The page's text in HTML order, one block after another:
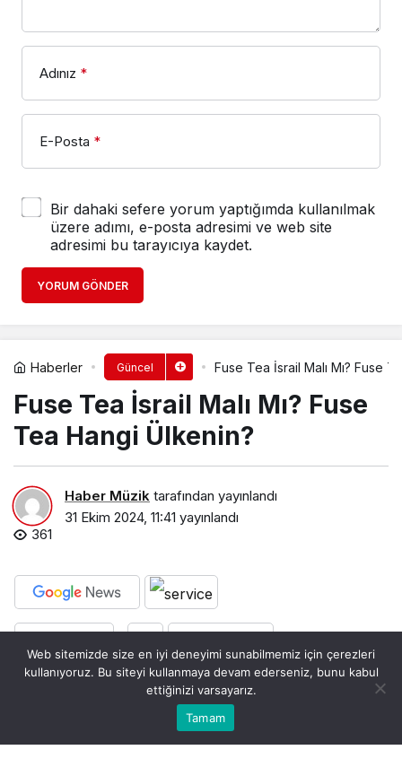
Adınız *
E-Posta *
Bir dahaki sefere yorum yaptığımda kullanılmak
üzere adımı, e-posta adresimi ve web site
adresimi bu tarayıcıya kaydet.
YORUM GÖNDER
Haberler Güncel Fuse Tea İsrail Malı Mı? Fuse
Fuse Tea İsrail Malı Mı? Fuse
Tea Hangi Ülkenin?
Haber Müzik tarafından yayınlandı
31 Ekim 2024, 11:41 yayınlandı
361
Bu web sitesinde en iyi deneyimi yaşamanızı sağlamak
Hesabım
0
Web sitemizde size en iyi deneyimi sunabilmemiz için çerezleri
kullanıyoruz. Bu siteyi kullanmaya devam ederseniz, bunu kabul
ettiğinizi varsayarız.
Tamam